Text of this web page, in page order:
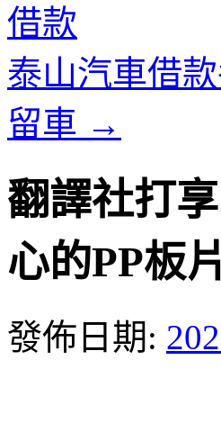
借款
泰山汽車借
留車 →
翻譯社打
心的PP板片
發佈日期: